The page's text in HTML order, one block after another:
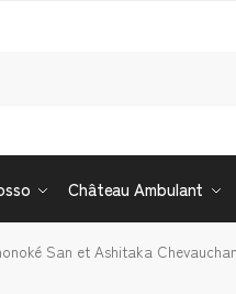
Château Ambulant
San et Ashitaka